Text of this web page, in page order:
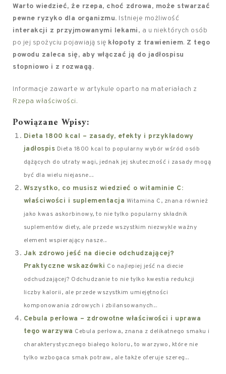
Warto wiedzieć, że rzepa, choć zdrowa, może stwarzać
pewne ryzyko dla organizmu. Istnieje możliwość
interakcji z przyjmowanymi lekami, a u niektórych osób
po jej spożyciu pojawiają się kłopoty z trawieniem. Z tego
powodu zaleca się, aby włączać ją do jadłospisu
stopniowo i z rozwagą.
Informacje zawarte w artykule oparto na materiałach z
Rzepa właściwości.
Powiązane Wpisy:
Dieta 1800 kcal – zasady, efekty i przykładowy
jadłospis Dieta 1800 kcal to popularny wybór wśród osób
dążących do utraty wagi, jednak jej skuteczność i zasady mogą
być dla wielu niejasne....
Wszystko, co musisz wiedzieć o witaminie C:
właściwości i suplementacja Witamina C, znana również
jako kwas askorbinowy, to nie tylko popularny składnik
suplementów diety, ale przede wszystkim niezwykle ważny
element wspierający nasze...
Jak zdrowo jeść na diecie odchudzającej?
Praktyczne wskazówki Co najlepiej jeść na diecie
odchudzającej? Odchudzanie to nie tylko kwestia redukcji
liczby kalorii, ale przede wszystkim umiejętności
komponowania zdrowych i zbilansowanych...
Cebula perłowa – zdrowotne właściwości i uprawa
tego warzywa Cebula perłowa, znana z delikatnego smaku i
charakterystycznego białego koloru, to warzywo, które nie
tylko wzbogaca smak potraw, ale także oferuje szereg...